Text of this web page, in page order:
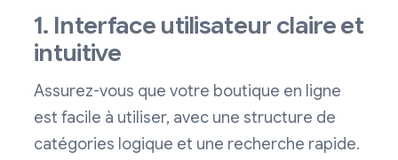
1. Interface utilisateur claire et
intuitive
Assurez-vous que votre boutique en ligne
est facile à utiliser, avec une structure de
catégories logique et une recherche rapide.